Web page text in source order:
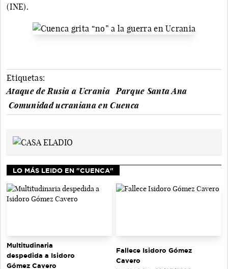
(INE).
Etiquetas:
Ataque de Rusia a Ucrania
Parque Santa Ana
Comunidad ucraniana en Cuenca
LO MÁS LEIDO EN "CUENCA"
Multitudinaria
despedida a Isidoro
Gómez Cavero
Fallece Isidoro Gómez
Cavero